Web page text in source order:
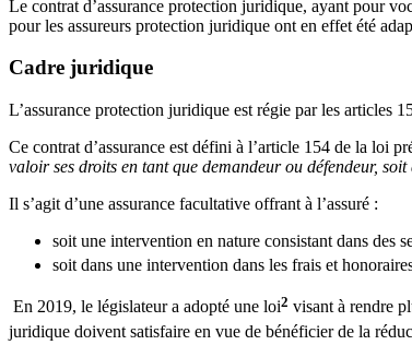
Le contrat d’assurance protection juridique, ayant pour
pour les assureurs protection juridique ont en effet été
Cadre juridique
L’assurance protection juridique est régie par les articles
Ce contrat d’assurance est défini à l’article 154 de la loi
valoir ses droits en tant que demandeur ou défendeur,
Il s’agit d’une assurance facultative offrant à l’assuré :
soit une intervention en nature consistant dans des
soit dans une intervention dans les frais et
En 2019, le législateur a adopté une loi2 visant à rendre
juridique doivent satisfaire en vue de bénéficier de la